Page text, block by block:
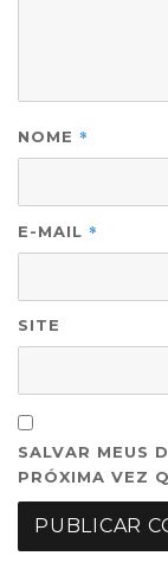
NOME *
E-MAIL *
SITE
SALVAR MEUS
PRÓXIMA VEZ